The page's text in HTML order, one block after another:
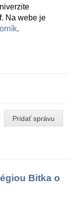
Na webe je
.
Pridať správu
Bitka o